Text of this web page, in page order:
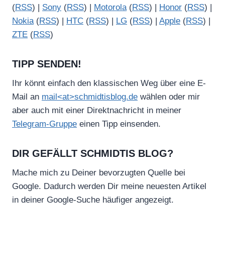
(RSS) | Sony (RSS) | Motorola(RSS) | Honor (RSS) |
Nokia(RSS) | HTC (RSS) | LG (RSS) | Apple (RSS) |
ZTE (RSS)
TIPP SENDEN!
Ihr könnt einfach den klassischen Weg über eine E-
Mail an mail<at>schmidtisblog.de wählen oder mir
aber auch mit einer Direktnachricht in meiner
Telegram-Gruppe einen Tipp einsenden.
DIR GEFÄLLT SCHMIDTIS BLOG?
Mache mich zu Deiner bevorzugten Quelle bei
Google. Dadurch werden Dir meine neuesten Artikel
in deiner Google-Suche häufiger angezeigt.